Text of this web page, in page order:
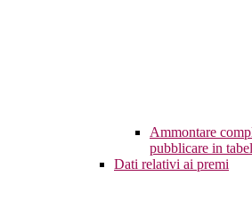
Ammontare
pubblicare in
Dati relativi ai premi